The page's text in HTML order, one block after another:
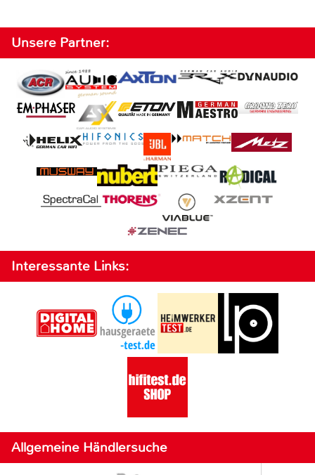
Unsere Partner:
Interessante Links:
Allgemeine Händlersuche